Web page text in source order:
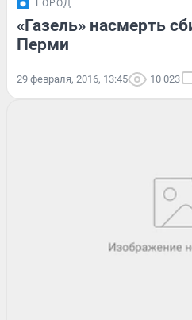
ГОРОД
«Газель» насмерть
Перми
29 февраля, 2016, 13:45 10 023